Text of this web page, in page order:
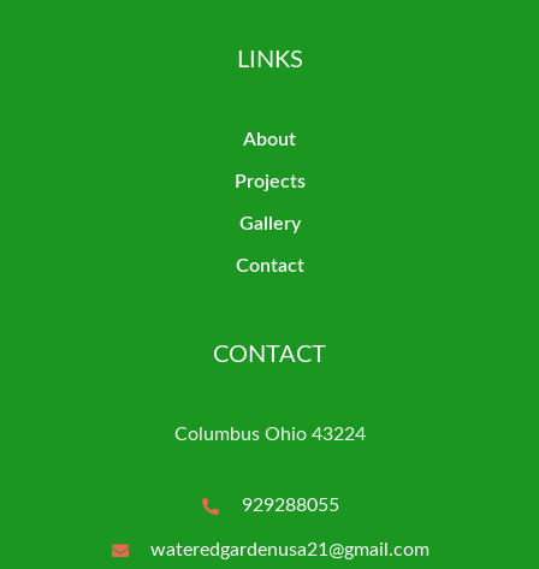
LINKS
About
Projects
Gallery
Contact
CONTACT
Columbus Ohio 43224
929288055
wateredgardenusa21@gmail.com